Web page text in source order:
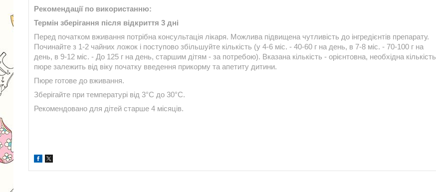
Рекомендації по використанню:
Термін зберігання після відкриття 3 дні
Перед початком вживання потрібна консультація лікаря. Можлива підвищена чутливість до інгредієнтів препарату.
Починайте з 1-2 чайних ложок і поступово збільшуйте кількість (у 4-6 міс. - 40-60 г на день, в 7-8 міс. - 70-100 г на
день, в 9-12 міс. - До 125 г на день, старшим дітям - за потребою). Вказана кількість - орієнтовна, необхідна кількість
пюре залежить від віку початку введення прикорму та апетиту дитини.
Пюре готове до вживання.
Зберігайте при температурі від 3°С до 30°С.
Рекомендовано для дітей старше 4 місяців.